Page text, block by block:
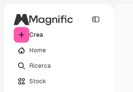
Crea
Home
Ricerca
Stock